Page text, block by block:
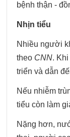
bệnh thận -
Nhịn tiểu
Nhiều người
theo CNN.
triển và dẫn
Nếu nhiễm
tiểu còn làm
Nặng hơn,